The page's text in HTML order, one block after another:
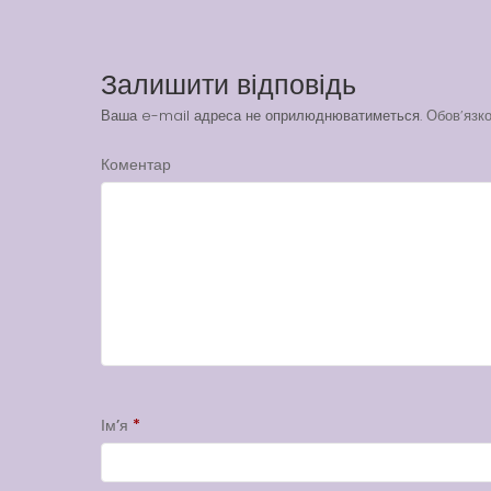
Залишити відповідь
Ваша e-mail адреса не оприлюднюватиметься.
Коментар
Ім’я *